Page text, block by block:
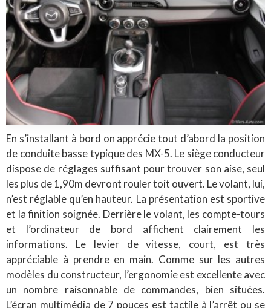
En s’installant à bord on apprécie tout d’abord la position
de conduite basse typique des MX-5. Le siège conducteur
dispose de réglages suffisant pour trouver son aise, seul
les plus de 1,90m devront rouler toit ouvert. Le volant, lui,
n’est réglable qu’en hauteur. La présentation est sportive
et la finition soignée. Derrière le volant, les compte-tours
et l’ordinateur de bord affichent clairement les
informations. Le levier de vitesse, court, est très
appréciable à prendre en main. Comme sur les autres
modèles du constructeur, l’ergonomie est excellente avec
un nombre raisonnable de commandes, bien situées.
L’écran multimédia de 7 pouces est tactile à l’arrêt ou se